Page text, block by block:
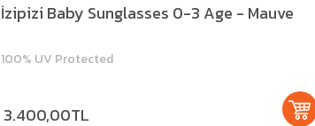
İzipizi Baby Sunglasses 0-3 Age - Mauve
100% UV Protected
3.400,00TL